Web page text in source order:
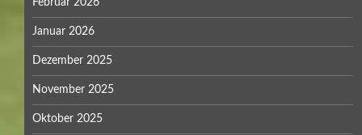
Februar 2026
Januar 2026
Dezember 2025
November 2025
Oktober 2025